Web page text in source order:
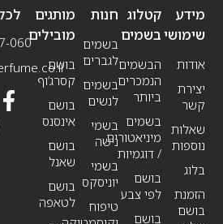
מידע
שימושי
אודות
יצירת
קשר
שאלות
נוספות
בלוג
הזמנת
בושם
חנות
בשמים
לגברים
בשמים
לנשים
בשמי
נישה
בשמי
יוניסקס
טיפוח
קטלוג
בשמים
הבשמים
הנמכרים
ביותר
בשמים
מיניאטורים
/ דוגמיות
בושם
לפי צבע
בושם
מותגים
מובילים
בושם
קסרג’וף
בושם
אינסנס
בושם
שאנל
בושם
לטאפה
060